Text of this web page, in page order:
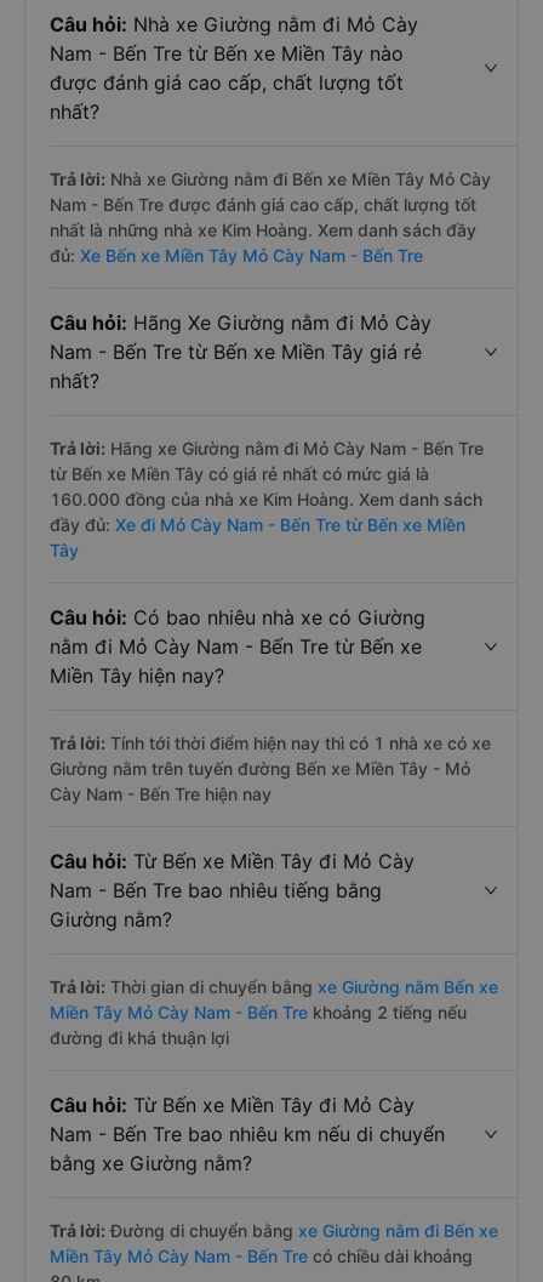
Câu hỏi: Nhà xe Giường nằm đi Mỏ Cày
Nam - Bến Tre từ Bến xe Miền Tây nào
được đánh giá cao cấp, chất lượng tốt
nhất?
Trả lời: Nhà xe Giường nằm đi Bến xe Miền Tây Mỏ Cày
Nam - Bến Tre được đánh giá cao cấp, chất lượng tốt
nhất là những nhà xe Kim Hoàng. Xem danh sách đầy
đủ: Xe Bến xe Miền Tây Mỏ Cày Nam - Bến Tre
Câu hỏi: Hãng Xe Giường nằm đi Mỏ Cày
Nam - Bến Tre từ Bến xe Miền Tây giá rẻ
nhất?
Trả lời: Hãng xe Giường nằm đi Mỏ Cày Nam - Bến Tre
từ Bến xe Miền Tây có giá rẻ nhất có mức giá là
160.000 đồng của nhà xe Kim Hoàng. Xem danh sách
đầy đủ: Xe đi Mỏ Cày Nam - Bến Tre từ Bến xe Miền
Tây
Câu hỏi: Có bao nhiêu nhà xe có Giường
nằm đi Mỏ Cày Nam - Bến Tre từ Bến xe
Miền Tây hiện nay?
Trả lời: Tính tới thời điểm hiện nay thì có 1 nhà xe có xe
Giường nằm trên tuyến đường Bến xe Miền Tây - Mỏ
Cày Nam - Bến Tre hiện nay
Câu hỏi: Từ Bến xe Miền Tây đi Mỏ Cày
Nam - Bến Tre bao nhiêu tiếng bằng
Giường nằm?
Trả lời: Thời gian di chuyển bằng xe Giường nằm Bến xe
Miền Tây Mỏ Cày Nam - Bến Tre khoảng 2 tiếng nếu
đường đi khá thuận lợi
Câu hỏi: Từ Bến xe Miền Tây đi Mỏ Cày
Nam - Bến Tre bao nhiêu km nếu di chuyển
bằng xe Giường nằm?
Trả lời: Đường di chuyển bằng xe Giường nằm đi Bến xe
Miền Tây Mỏ Cày Nam - Bến Tre có chiều dài khoảng